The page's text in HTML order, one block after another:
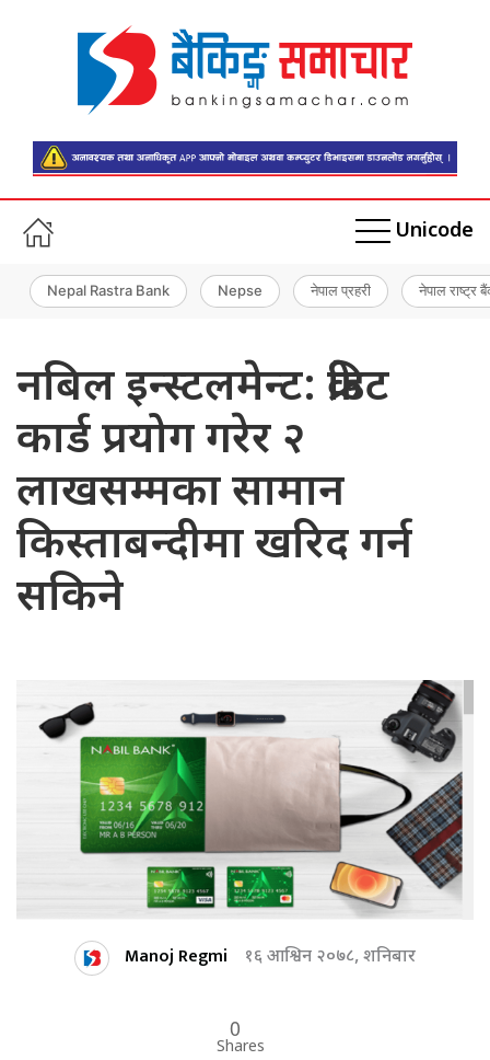
Unicode
Nepal Rastra Bank Nepse नेपाल प्रहरी नेपाल राष्ट्र
नबिल इन्स्टलमेन्ट: क्रेडिट
कार्ड प्रयोग गरेर २
लाखसम्मका सामान
किस्ताबन्दीमा खरिद गर्न
सकिने
Manoj Regmi १६ आश्विन २०७८, शनिबार
0
Shares